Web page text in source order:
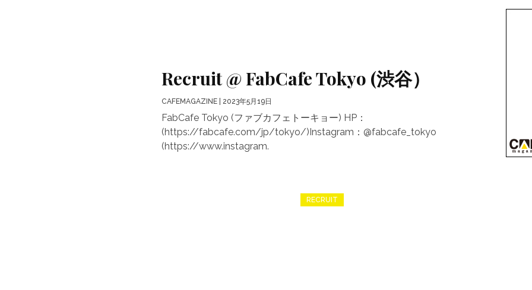
Recruit @ FabCafe Tokyo (渋谷）
CAFEMAGAZINE | 2023年5月19日
FabCafe Tokyo (ファブカフェトーキョー) HP：
(https://fabcafe.com/jp/tokyo/)Instagram：@fabcafe_tokyo
(https://www.instagram.
RECRUIT